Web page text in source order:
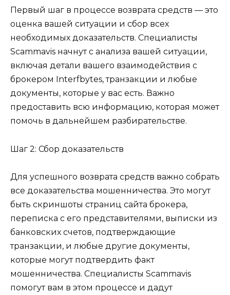
Первый шаг в процессе возврата средств — это
оценка вашей ситуации и сбор всех
необходимых доказательств. Специалисты
Scammavis начнут с анализа вашей ситуации,
включая детали вашего взаимодействия с
брокером Interfbytes, транзакции и любые
документы, которые у вас есть. Важно
предоставить всю информацию, которая может
помочь в дальнейшем разбирательстве.
Шаг 2: Сбор доказательств
Для успешного возврата средств важно собрать
все доказательства мошенничества. Это могут
быть скриншоты страниц сайта брокера,
переписка с его представителями, выписки из
банковских счетов, подтверждающие
транзакции, и любые другие документы,
которые могут подтвердить факт
мошенничества. Специалисты Scammavis
помогут вам в этом процессе и дадут